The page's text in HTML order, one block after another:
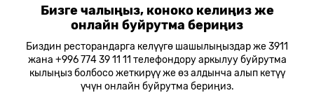
Бизге чалыңыз, коноко келиңиз же
онлайн буйрутма бериңиз
Биздин ресторандарга келүүгө шашылыңыздар же 3911
жана +996 774 39 11 11 телефондору аркылуу буйрутма
кылыңыз болбосо жеткирүү же өз алдынча алып кетүү
үчүн онлайн буйрутма бериңиз.